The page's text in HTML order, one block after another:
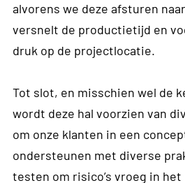
alvorens we deze afsturen
versnelt de productietijd en
druk op de projectlocatie.
Tot slot, en misschien wel de
wordt deze hal voorzien van
om onze klanten in een
ondersteunen met diverse
testen om risico’s vroeg in